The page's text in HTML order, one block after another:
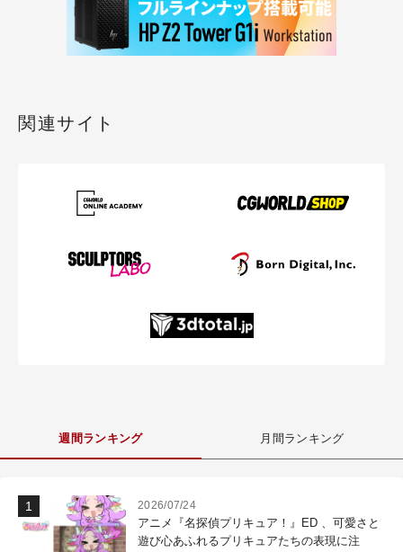
関連サイト
週間ランキング 月間ランキング
2026/07/24
アニメ『名探偵プリキュア！』ED 、可愛さと
遊び心あふれるプリキュアたちの表現に注